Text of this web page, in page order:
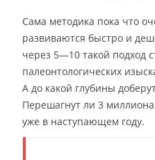
Сама методика пока что
развиваются быстро и
через 5—10 такой подход
палеонтологических
А до какой глубины
Перешагнут ли 3
уже в наступающем году.